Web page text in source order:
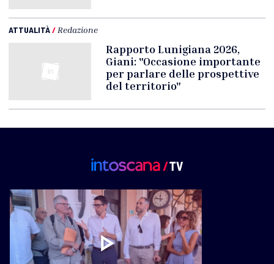
ATTUALITÀ/ Redazione
Rapporto Lunigiana 2026,
Giani: "Occasione importante
per parlare delle prospettive
del territorio"